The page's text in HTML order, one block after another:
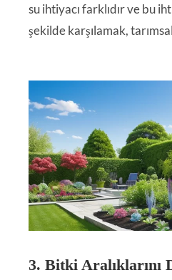
su ihtiyacı farklıdır ve bu
şekilde karşılamak, tarımsal
3. Bitki Aralıklarını